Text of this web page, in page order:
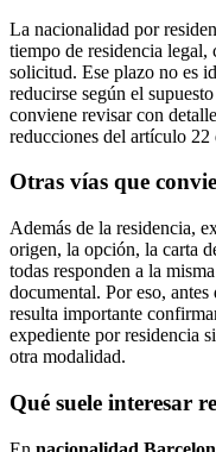
La nacionalidad por
tiempo de residencia legal,
solicitud. Ese plazo no es
reducirse según el
conviene revisar con
reducciones del artículo
Otras vías que
Además de la residencia,
origen, la opción, la carta
todas responden a la
documental. Por eso, antes
resulta importante
expediente por residencia
otra modalidad.
Qué suele interesar